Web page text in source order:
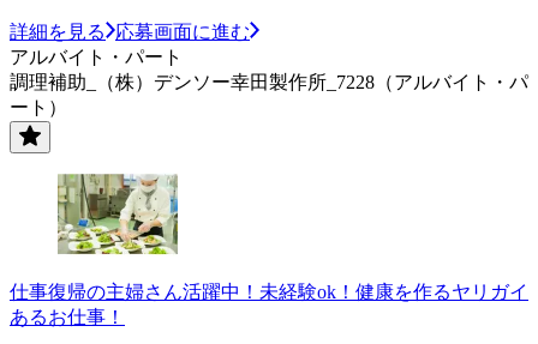
詳細を見る
応募画面に進む
アルバイト・パート
調理補助_（株）デンソー幸田製作所_7228（アルバイト・パ
ート）
仕事復帰の主婦さん活躍中！未経験ok！健康を作るヤリガイ
あるお仕事！